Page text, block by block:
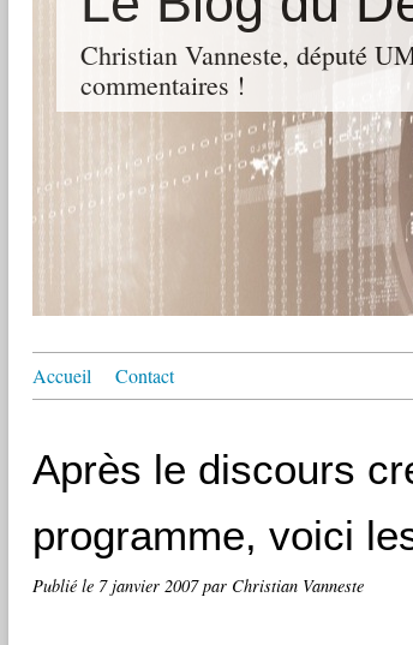
Christian Vanneste, député
commentaires !
Accueil Contact
Après le discours
programme, voici
Publié le 7 janvier 2007par Christian Vanneste